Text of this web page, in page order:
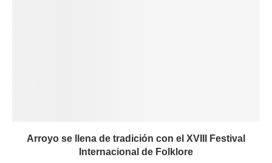
Arroyo se llena de tradición con el XVIII Festival
Internacional de Folklore